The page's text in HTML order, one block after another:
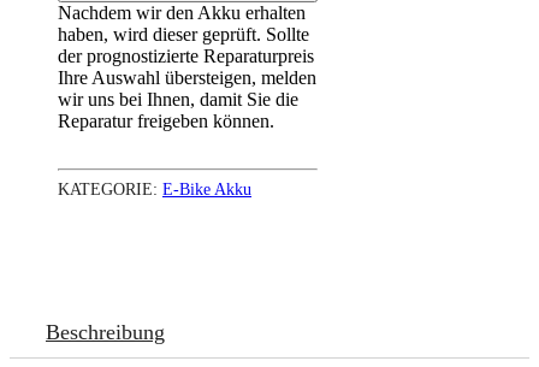
Nachdem wir den Akku erhalten
haben, wird dieser geprüft. Sollte
der prognostizierte Reparaturpreis
Ihre Auswahl übersteigen, melden
wir uns bei Ihnen, damit Sie die
Reparatur freigeben können.
KATEGORIE: E-Bike Akku
Beschreibung